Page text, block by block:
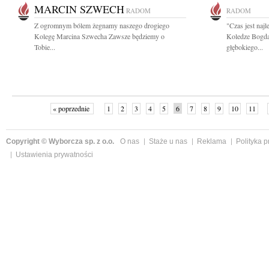
MARCIN SZWECH RADOM
Z ogromnym bólem żegnamy naszego drogiego
Kolegę Marcina Szwecha Zawsze będziemy o
Tobie...
RADOM
"Czas jest
Koledze
głębokiego...
« poprzednie 1 2 3 4 5 6 7 8 9 10 11
Copyright © Wyborcza sp. z o.o. O nas Staże u nas Reklama
Polityka
Ustawienia prywatności